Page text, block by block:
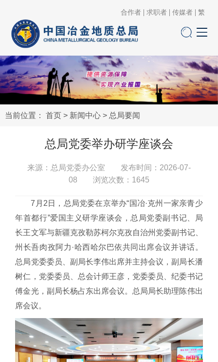
合作者 求职者 传媒者 繁
当前位置： 首页 > 新闻中心 > 总局要闻
总局党委举办研学座谈会
来源：总局党委办公室 发布时间：2026-07-
08 浏览次数： 1645
7月2日，总局党委在京举办“国冶·克州一家亲青少
年首都行”爱国主义研学座谈会，总局党委副书记、局
长王文军与新疆克孜勒苏柯尔克孜自治州党委副书记、
州长吾肉孜阿力·哈西哈尔巴依共同出席会议并讲话。
总局党委委员、副局长李伟出席并主持会议，副局长潘
树仁，党委委员、总会计师王彦，党委委员、纪委书记
傅金光，副局长杨占东出席会议。总局局长助理陈伟出
席会议。